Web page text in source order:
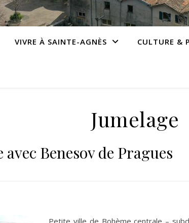
VIVRE À SAINTE-AGNÈS CULTURE &
Jumelage
Benesov de Pragues
Petite ville de Bohème centrale –